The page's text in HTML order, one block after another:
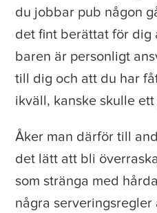
du jobbar pub någon
det fint berättat för dig
baren är personligt
till dig och att du har
ikväll, kanske skulle
Åker man därför till
det lätt att bli
som stränga med
några